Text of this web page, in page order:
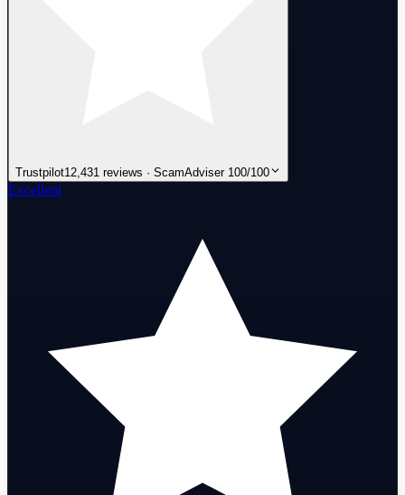
Trustpilot12,431 reviews · ScamAdviser 100/100
Excellent